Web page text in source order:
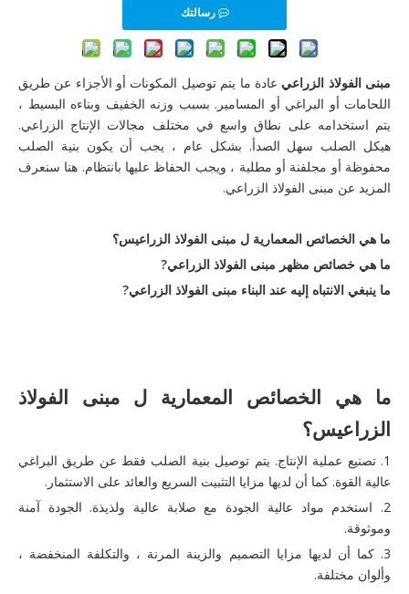
رسالتك
مبنى الفولاذ الزراعي عادة ما يتم توصيل المكونات أو الأجزاء عن طريق
اللحامات أو البراغي أو المسامير. بسبب وزنه الخفيف وبناءه البسيط ،
يتم استخدامه على نطاق واسع في مختلف مجالات الإنتاج الزراعي.
هيكل الصلب سهل الصدأ. بشكل عام ، يجب أن يكون بنية الصلب
محفوظة أو مجلفنة أو مطلية ، ويجب الحفاظ عليها بانتظام. هنا سنعرف
المزيد عن مبنى الفولاذ الزراعي.
ما هي الخصائص المعمارية ل مبنى الفولاذ الزراعيس؟
ما هي خصائص مظهر مبنى الفولاذ الزراعي?
ما ينبغي الانتباه إليه عند البناء مبنى الفولاذ الزراعي?
ما هي الخصائص المعمارية ل مبنى الفولاذ
الزراعيس؟
1. تصنيع عملية الإنتاج. يتم توصيل بنية الصلب فقط عن طريق البراغي
عالية القوة. كما أن لديها مزايا التثبيت السريع والعائد على الاستثمار.
2. استخدم مواد عالية الجودة مع صلابة عالية ولذيذة. الجودة آمنة
وموثوقة.
3. كما أن لديها مزايا التصميم والزينة المرنة ، والتكلفة المنخفضة ،
وألوان مختلفة.